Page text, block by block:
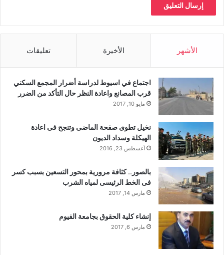
الأشهر الأخيرة تعليقات
اجتماع في اسيوط لدراسة أضرار المجمع السكني
قرب المصانع واعادة النظر حال التأكد من الضرر
مايو 10, 2017
نخيل تطوى صفحة الماضى وتنجح فى اعادة
الهيكلة وسداد الديون
أغسطس 23, 2016
بالصور.. كثافة مرورية بمحور التسعين بسبب كسر
فى الخط الرئيسى لمياه الشرب
مارس 14, 2017
إنشاء كلية الحقوق بجامعة الفيوم
مارس 6, 2017